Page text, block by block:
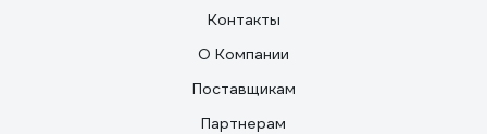
Контакты
О Компании
Поставщикам
Партнерам